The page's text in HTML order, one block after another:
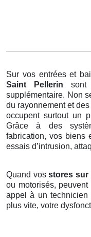
Sur vos entrées et
Saint Pellerin
supplémentaire. Non
du rayonnement et
occupent surtout un
Grâce à des
fabrication, vos biens
essais d’intrusion,
Quand vos stores sur
ou motorisés,
appel à un
plus vite, votre